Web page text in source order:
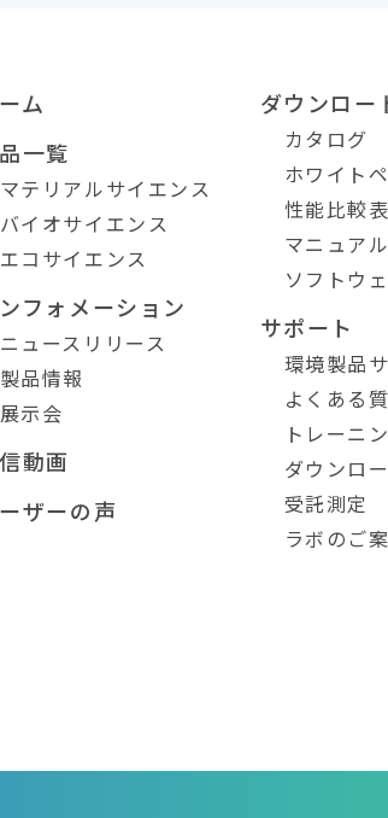
ム
一覧
マテリアルサイエンス
バイオサイエンス
エコサイエンス
フォメーション
ニュースリリース
製品情報
展示会
動画
ザーの声
ダウンロー
カタログ
ホワイト
性能比較表
マニュアル
ソフトウ
サポート
環境製品
よくある
トレーニ
ダウンロ
受託測定
ラボのご